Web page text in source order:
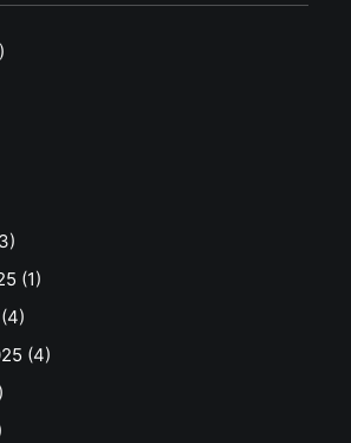
(1)
(4)
(4)